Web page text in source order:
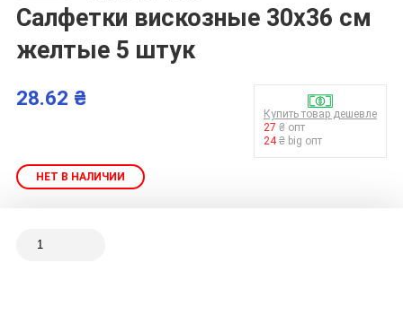
Салфетки вискозные 30х36 см
желтые 5 штук
28.62 ₴
Купить товар дешевле
27 ₴ опт
24₴ big опт
НЕТ В НАЛИЧИИ